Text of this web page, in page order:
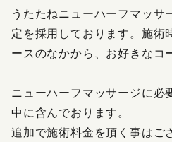
うたたねニューハーフマッサ
定を採用しております。施術
ースのなかから、お好きなコ
ニューハーフマッサージに必
中に含んでおります。
追加で施術料金を頂く事はご